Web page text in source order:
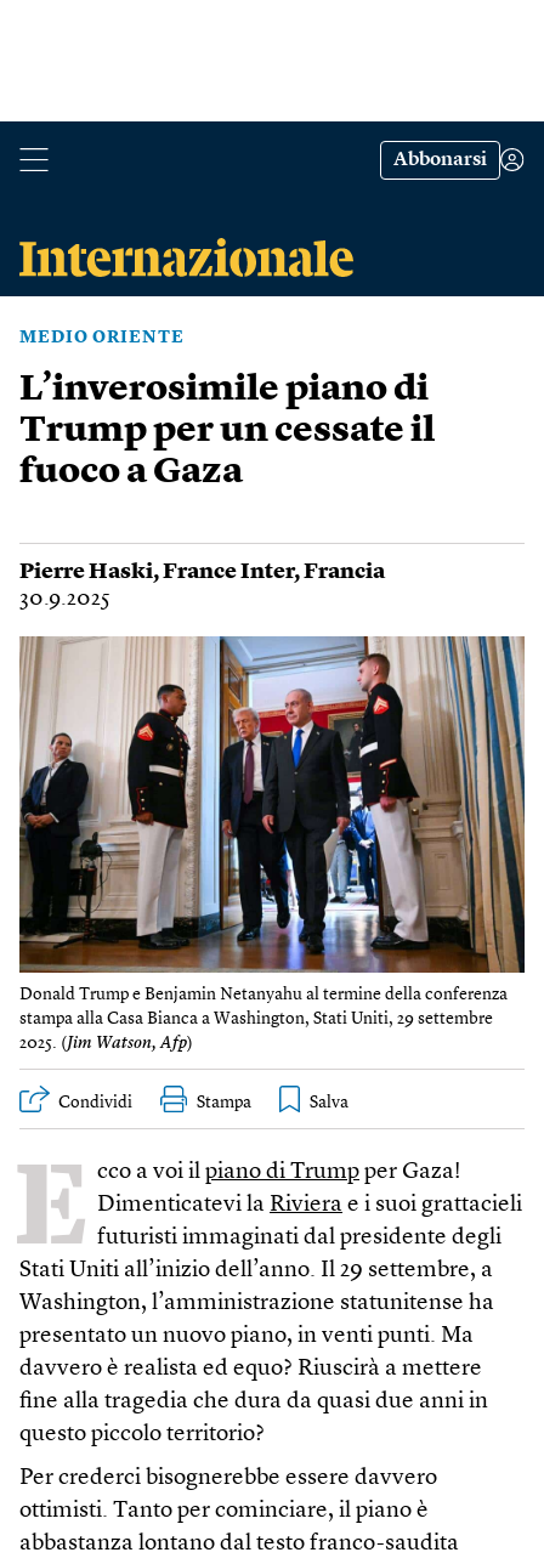
Abbonarsi
MEDIO ORIENTE
L’inverosimile piano di
Trump per un cessate il
fuoco a Gaza
Pierre Haski,France Inter,Francia
30.9.2025
Donald Trump e Benjamin Netanyahu al termine della conferenza
stampa alla Casa Bianca a Washington, Stati Uniti, 29 settembre
2025. (Jim Watson, Afp)
Condividi Stampa
E cco a voi il piano di Trump per Gaza!
Dimenticatevi la Riviera e i suoi grattacieli
futuristi immaginati dal presidente degli
Stati Uniti all’inizio dell’anno. Il 29 settembre, a
Washington, l’amministrazione statunitense ha
presentato un nuovo piano, in venti punti. Ma
davvero è realista ed equo? Riuscirà a mettere
fine alla tragedia che dura da quasi due anni in
questo piccolo territorio?
Per crederci bisognerebbe essere davvero
ottimisti. Tanto per cominciare, il piano è
abbastanza lontano dal testo franco-saudita